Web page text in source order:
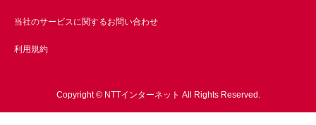
当社のサービスに関するお問い合わせ
利用規約
Copyright © NTTインターネット All Rights Reserved.